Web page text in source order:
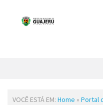
VOCÊ ESTÁ EM: Home » Portal